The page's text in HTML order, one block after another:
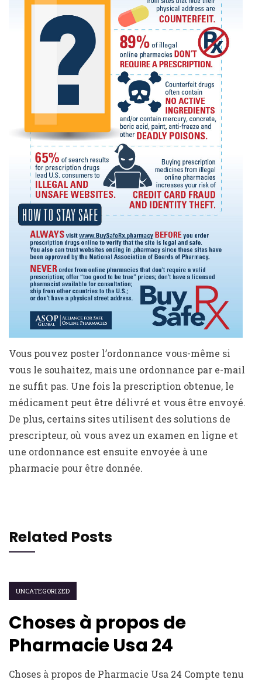
Vous pouvez poster l’ordonnance vous-même si
vous le souhaitez, mais une ordonnance par e-mail
ne suffit pas. Une fois la prescription obtenue, le
médicament peut être délivré et vous être envoyé.
De plus, certains sites utilisent des solutions de
prescripteur, où vous avez un examen en ligne et
une ordonnance est ensuite envoyée à une
pharmacie pour être donnée.
Related Posts
UNCATEGORIZED
Choses à propos de
Pharmacie Usa 24
Choses à propos de Pharmacie Usa 24 Compte tenu